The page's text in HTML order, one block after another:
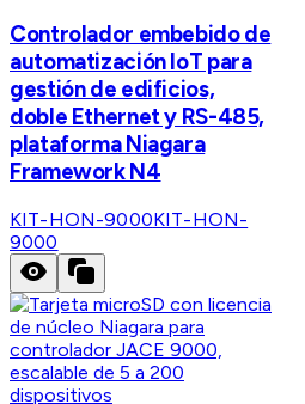
Controlador embebido de
automatización IoT para
gestión de edificios,
doble Ethernet y RS-485,
plataforma Niagara
Framework N4
KIT-HON-9000KIT-HON-
9000